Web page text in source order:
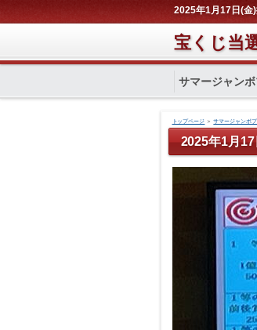
2025年1月17日(金
宝くじ当
サマージャン
トップページ ＞サマージャンボ
2025年1月